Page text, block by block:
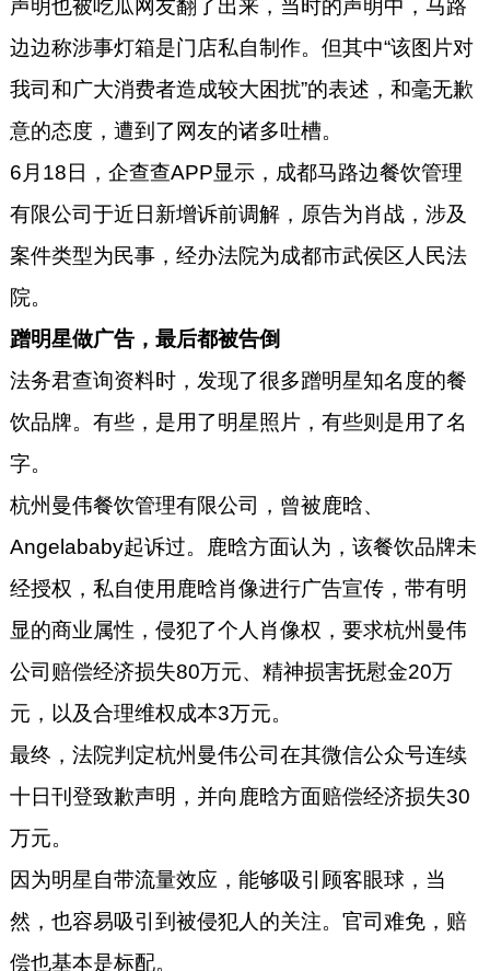
声明也被吃瓜网友翻了出来，当时的声明中，马路
边边称涉事灯箱是门店私自制作。但其中“该图片对
我司和广大消费者造成较大困扰”的表述，和毫无歉
意的态度，遭到了网友的诸多吐槽。
6月18日，企查查APP显示，成都马路边餐饮管理
有限公司于近日新增诉前调解，原告为肖战，涉及
案件类型为民事，经办法院为成都市武侯区人民法
院。
蹭明星做广告，最后都被告倒
法务君查询资料时，发现了很多蹭明星知名度的餐
饮品牌。有些，是用了明星照片，有些则是用了名
字。
杭州曼伟餐饮管理有限公司，曾被鹿晗、
Angelababy起诉过。鹿晗方面认为，该餐饮品牌未
经授权，私自使用鹿晗肖像进行广告宣传，带有明
显的商业属性，侵犯了个人肖像权，要求杭州曼伟
公司赔偿经济损失80万元、精神损害抚慰金20万
元，以及合理维权成本3万元。
最终，法院判定杭州曼伟公司在其微信公众号连续
十日刊登致歉声明，并向鹿晗方面赔偿经济损失30
万元。
因为明星自带流量效应，能够吸引顾客眼球，当
然，也容易吸引到被侵犯人的关注。官司难免，赔
偿也基本是标配。